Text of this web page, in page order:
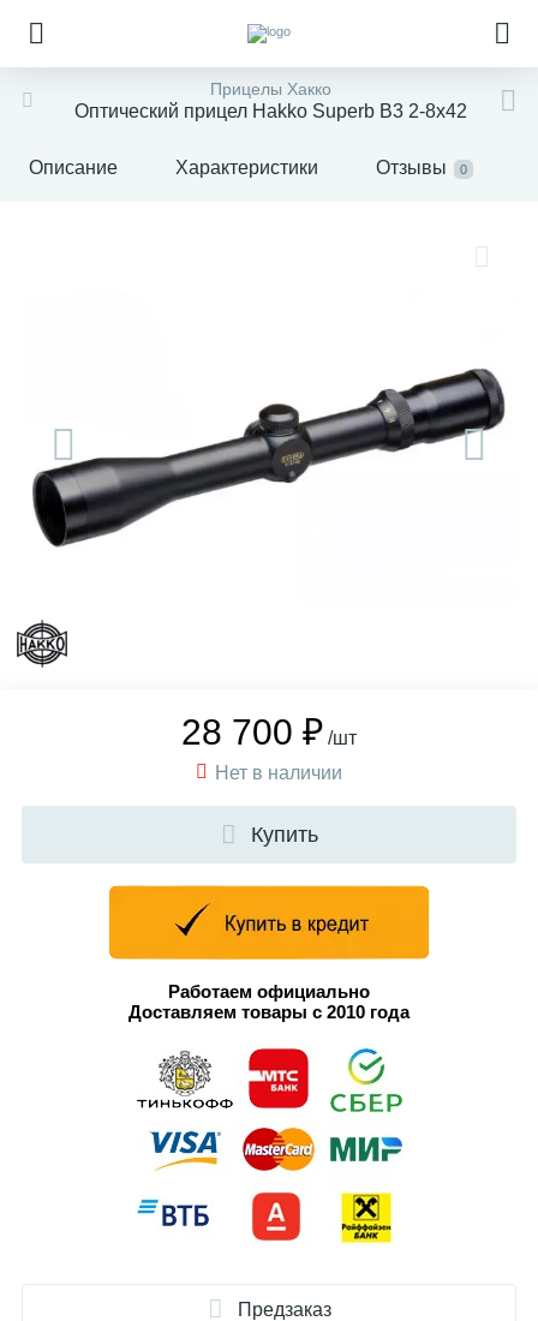
Прицелы Хакко
Оптический прицел Hakko Superb B3 2-8x42
Описание Характеристики Отзывы 0
28 700 ₽ /шт
Нет в наличии
Купить
Работаем официально
Доставляем товары с 2010 года
Предзаказ